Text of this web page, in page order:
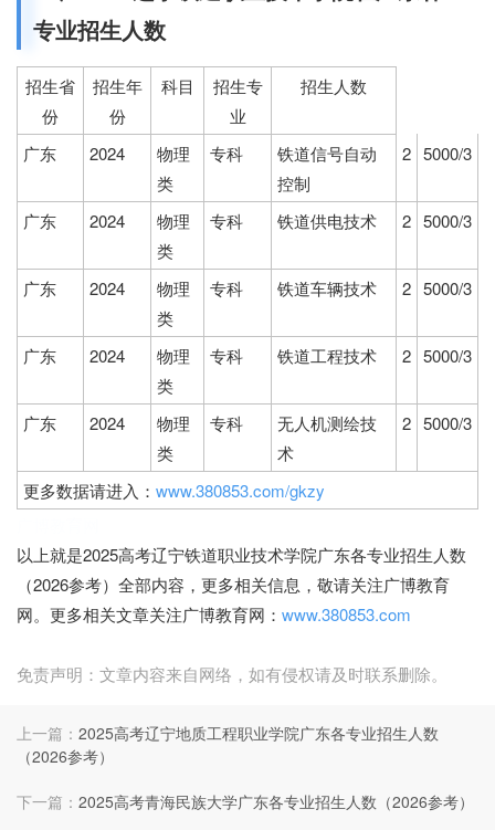
专业招生人数
招生省
份
招生年
份
科目
招生专
业
招生人数
广东 2024
物理
类
专科
铁道信号自动
控制
2 5000/3
广东 2024
物理
类
专科 铁道供电技术 2 5000/3
广东 2024
物理
类
专科 铁道车辆技术 2 5000/3
广东 2024
物理
类
专科 铁道工程技术 2 5000/3
广东 2024
物理
类
专科
无人机测绘技
术
2 5000/3
更多数据请进入： www.380853.com/gkzy
以上就是2025高考辽宁铁道职业技术学院广东各专业招生人数
（2026参考）全部内容，更多相关信息，敬请关注广博教育
网。更多相关文章关注广博教育网： www.380853.com
免责声明：文章内容来自网络，如有侵权请及时联系删除。
上一篇： 2025高考辽宁地质工程职业学院广东各专业招生人数
（2026参考）
下一篇： 2025高考青海民族大学广东各专业招生人数（2026参考）